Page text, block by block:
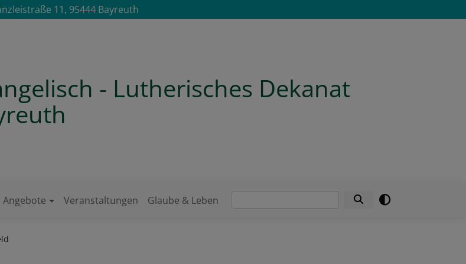
11, 95444 Bayreuth
- Lutherisches Dekanat
Angebote Veranstaltungen Glaube & Leben